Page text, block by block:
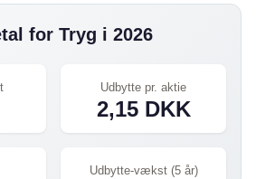
for Tryg i 2026
Udbytte pr. aktie
2,15 DKK
Udbytte-vækst (5 år)